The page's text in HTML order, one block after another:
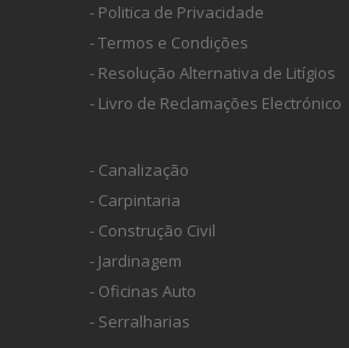
- Politica de Privacidade
- Termos e Condições
- Resolução Alternativa de Litígios
- Livro de Reclamações Electrónico
- Canalização
- Carpintaria
- Construção Civil
- Jardinagem
- Oficinas Auto
- Serralharias